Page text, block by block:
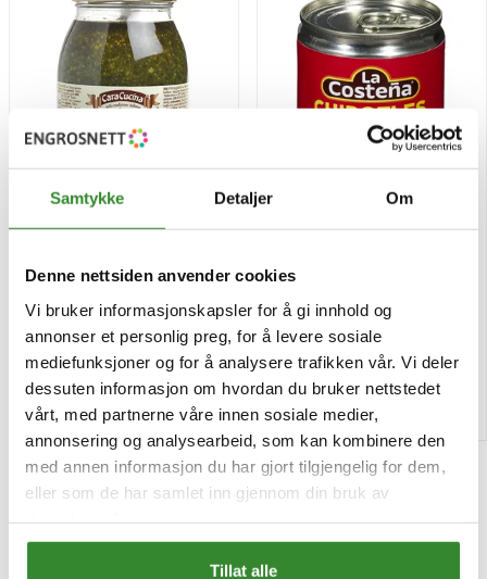
Samtykke Detaljer Om
Denne nettsiden anvender cookies
Vi bruker informasjonskapsler for å gi innhold og
annonser et personlig preg, for å levere sosiale
mediefunksjoner og for å analysere trafikken vår. Vi deler
dessuten informasjon om hvordan du bruker nettstedet
vårt, med partnerne våre innen sosiale medier,
annonsering og analysearbeid, som kan kombinere den
med annen informasjon du har gjort tilgjengelig for dem,
eller som de har samlet inn gjennom din bruk av
Tillat alle
Pris
kr 453,58 /stk
Tilgjengelig
Kjøp
199g
Pris
kr 105,63 /stk
Tilgjengelig
Kjøp